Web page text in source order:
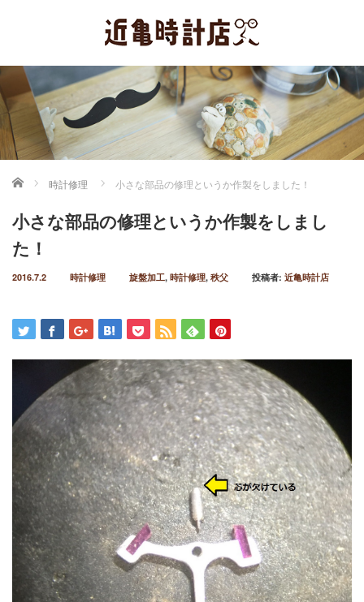
ホーム 時計修理 小さな部品の修理というか作製をしました！
小さな部品の修理というか作製をしまし
た！
2016.7.2 時計修理 旋盤加工, 時計修理, 秩父 投稿者: 近亀時計店